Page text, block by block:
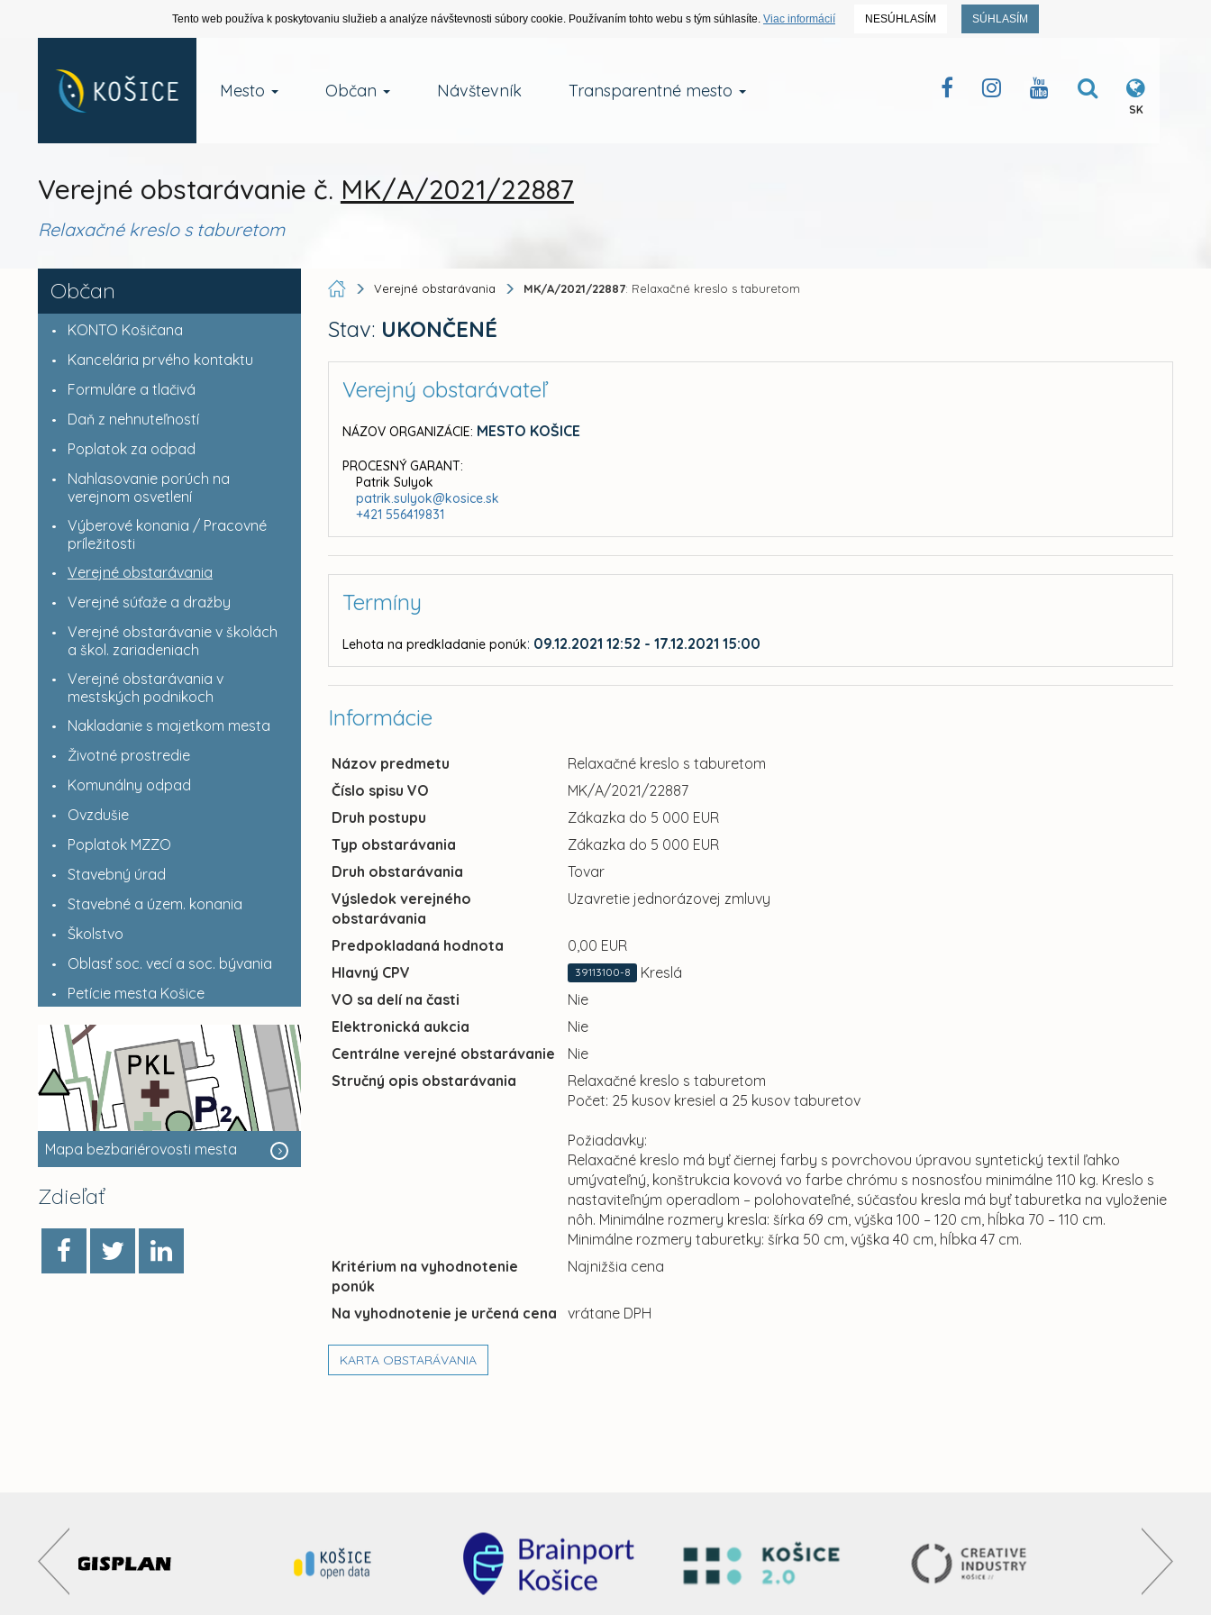
Tento web používa k poskytovaniu služieb a analýze návštevnosti súbory cookie. Používaním tohto webu s tým súhlasíte. Viac informácií NESÚHLASÍM SÚHLASÍM
Mesto Občan Návštevník Transparentné mesto
SK
Verejné obstarávanie č. MK/A/2021/22887
Relaxačné kreslo s taburetom
Občan
KONTO Košičana
Kancelária prvého kontaktu
Formuláre a tlačivá
Daň z nehnuteľností
Poplatok za odpad
Nahlasovanie porúch na
verejnom osvetlení
Výberové konania / Pracovné
príležitosti
Verejné obstarávania
Verejné súťaže a dražby
Verejné obstarávanie v školách
a škol. zariadeniach
Verejné obstarávania v
mestských podnikoch
Nakladanie s majetkom mesta
Životné prostredie
Komunálny odpad
Ovzdušie
Poplatok MZZO
Stavebný úrad
Stavebné a územ. konania
Školstvo
Oblasť soc. vecí a soc. bývania
Petície mesta Košice
Mapa bezbariérovosti mesta
Zdieľať
Verejné obstarávania MK/A/2021/22887: Relaxačné kreslo s taburetom
Stav: UKONČENÉ
Verejný obstarávateľ
NÁZOV ORGANIZÁCIE: MESTO KOŠICE
PROCESNÝ GARANT:
Patrik Sulyok
patrik.sulyok@kosice.sk
+421 556419831
Termíny
Lehota na predkladanie ponúk: 09.12.2021 12:52 - 17.12.2021 15:00
Informácie
Názov predmetu
Relaxačné kreslo s taburetom
Číslo spisu VO
MK/A/2021/22887
Druh postupu
Zákazka do 5 000 EUR
Typ obstarávania
Zákazka do 5 000 EUR
Druh obstarávania
Tovar
Výsledok verejného
obstarávania
Uzavretie jednorázovej zmluvy
Predpokladaná hodnota
0,00 EUR
Hlavný CPV
39113100-8
Kreslá
VO sa delí na časti
Nie
Elektronická aukcia
Nie
Centrálne verejné obstarávanie
Nie
Stručný opis obstarávania
Relaxačné kreslo s taburetom
Počet: 25 kusov kresiel a 25 kusov taburetov
Požiadavky:
Relaxačné kreslo má byť čiernej farby s povrchovou úpravou syntetický textil ľahko
umývateľný, konštrukcia kovová vo farbe chrómu s nosnosťou minimálne 110 kg. Kreslo s
nastaviteľným operadlom – polohovateľné, súčasťou kresla má byť taburetka na vyloženie
nôh. Minimálne rozmery kresla: šírka 69 cm, výška 100 – 120 cm, hĺbka 70 – 110 cm.
Minimálne rozmery taburetky: šírka 50 cm, výška 40 cm, hĺbka 47 cm.
Kritérium na vyhodnotenie
ponúk
Najnižšia cena
Na vyhodnotenie je určená cena vrátane DPH
KARTA OBSTARÁVANIA